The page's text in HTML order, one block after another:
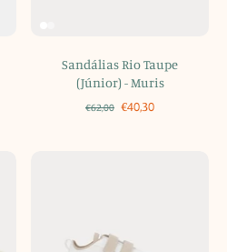
Sandálias Rio Taupe
(Júnior) - Muris
€62,00 €40,30